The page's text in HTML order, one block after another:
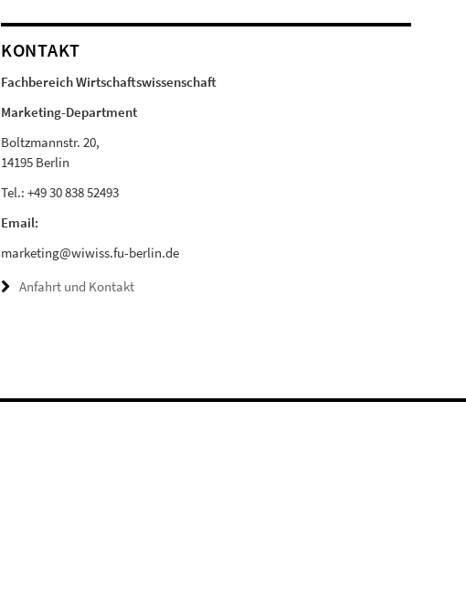
KONTAKT
Fachbereich Wirtschaftswissenschaft
Marketing-Department
Boltzmannstr. 20,
14195 Berlin
Tel.: +49 30 838 52493
Email:
marketing@wiwiss.fu-berlin.de
Anfahrt und Kontakt